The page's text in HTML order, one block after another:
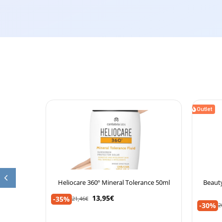
Heliocare 360º Mineral Tolerance 50ml
-35% 21,46€ 13,95€
Outlet
-30%